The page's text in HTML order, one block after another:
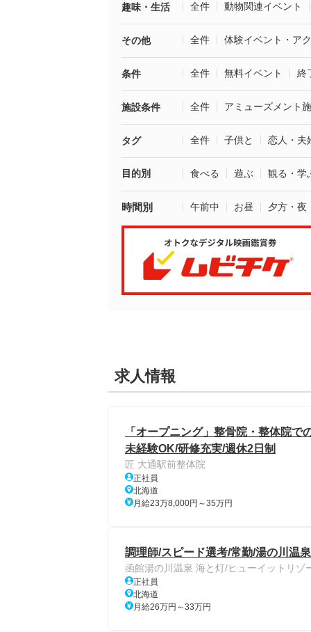
趣味・生活 全件 動物関連イベント
その他 全件 体験イベント・ア
条件 全件 無料イベント 終
施設条件 全件 アミューズメント
タグ 全件 子供と 恋人・夫
目的別 食べる 遊ぶ 観る・学
時間別 午前中 お昼 夕方・夜
求人情報
「オープニング」整骨院・整体院
未経験OK/研修充実/週休2日制
匠 大通駅前整体院
正社員
北海道
月給23万8,000円～35万円
調理師/スピード選考/常勤/湯の川温
函館湯の川温泉 海と灯/ヒューイットリゾ
正社員
北海道
月給26万円～33万円